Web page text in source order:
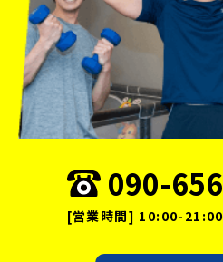
090-
[営業時間] 10:00-